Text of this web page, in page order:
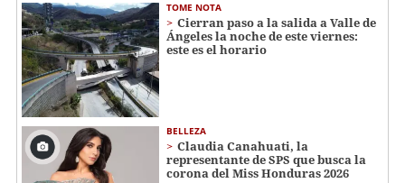
TOME NOTA
Cierran paso a la salida a Valle de
Ángeles la noche de este viernes:
este es el horario
BELLEZA
Claudia Canahuati, la
representante de SPS que busca la
corona del Miss Honduras 2026